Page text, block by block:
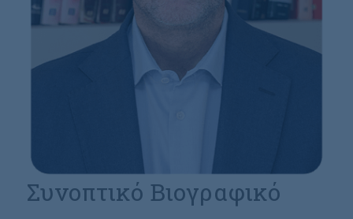
Συνοπτικό Βιογραφικό